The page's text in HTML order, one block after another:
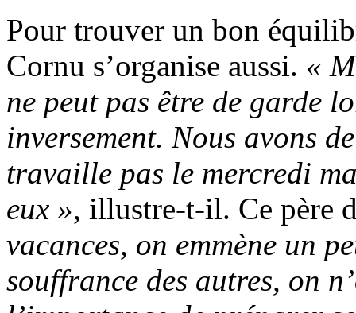
Pour trouver un bon
Cornu s’organise aussi. «
ne peut pas être de garde
inversement. Nous avons
travaille pas le mercredi
eux », illustre-t-il. Ce père
vacances, on emmène un
souffrance des autres, on